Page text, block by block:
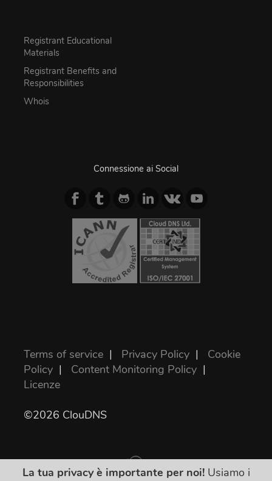
Registrant Educational
Materials
Registrant Benefits and
Responsibilities
Whois
Connessione ai Social
Terms of service | Privacy Policy | Cookie
Policy | Content Monitoring Policy |
Licenze
©2026 ClouDNS
La tua privacy è importante per noi!Usiamo i